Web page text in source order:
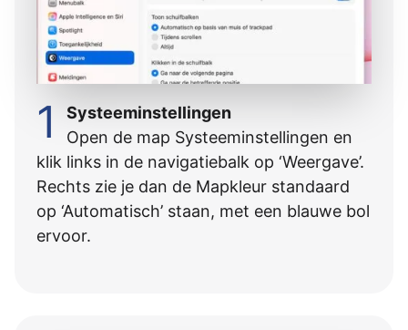
1
Systeeminstellingen
Open de map Systeeminstellingen en
klik links in de navigatiebalk op ‘Weergave’.
Rechts zie je dan de Mapkleur standaard
op ‘Automatisch’ staan, met een blauwe bol
ervoor.